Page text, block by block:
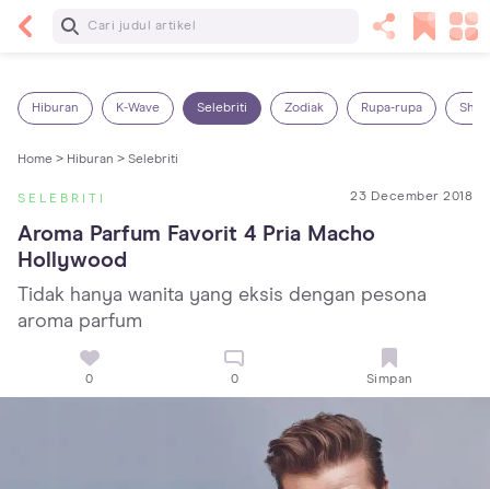
Baca Selanjutnya
Hiburan K-Wave Selebriti Zodiak Rupa-rupa
Home > Hiburan > Selebriti
SELEBRITI 23 December 2018
Aroma Parfum Favorit 4 Pria Macho
Hollywood
Tidak hanya wanita yang eksis dengan pesona
aroma parfum
0 0 Simpan